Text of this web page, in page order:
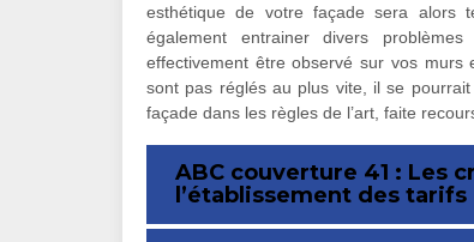
esthétique de votre façade sera alors
également entrainer divers
effectivement être observé sur vos murs
sont pas réglés au plus vite, il se
façade dans les règles de l’art, faite
ABC couverture 41 : Les
l’établissement des tarifs